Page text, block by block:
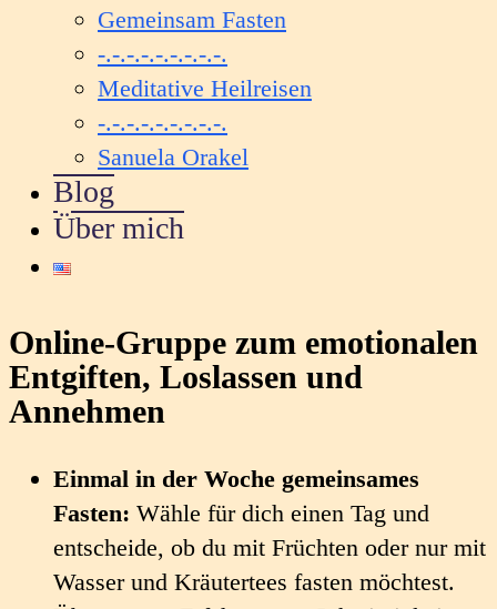
Gemeinsam Fasten
-.-.-.-.-.-.-.-.-.
Meditative Heilreisen
-.-.-.-.-.-.-.-.-.
Sanuela Orakel
Blog
Über mich
Online-Gruppe zum emotionalen
Entgiften, Loslassen und
Annehmen
Einmal in der Woche gemeinsames
Fasten: Wähle für dich einen Tag und
entscheide, ob du mit Früchten oder nur mit
Wasser und Kräutertees fasten möchtest.